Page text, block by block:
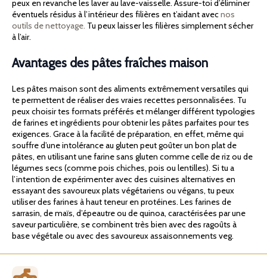
peux en revanche les laver au lave-vaisselle. Assure-toi d’éliminer
éventuels résidus à l’intérieur des filières en t’aidant avecnos
outils de nettoyage. Tu peux laisser les filières simplement sécher
à l’air.
Avantages des pâtes fraîches maison
Les pâtes maison sont des aliments extrêmement versatiles qui
te permettent de réaliser des vraies recettes personnalisées. Tu
peux choisir tes formats préférés et mélanger différent typologies
de farines et ingrédients pour obtenir les pâtes parfaites pour tes
exigences. Grace à la facilité de préparation, en effet, même qui
souffre d’une intolérance au gluten peut goûter un bon plat de
pâtes, en utilisant une farine sans gluten comme celle de riz ou de
légumes secs (comme pois chiches, pois ou lentilles). Si tu a
l’intention de expérimenter avec des cuisines alternatives en
essayant des savoureux plats végétariens ou végans, tu peux
utiliser des farines à haut teneur en protéines. Les farines de
sarrasin, de maïs, d’épeautre ou de quinoa, caractérisées par une
saveur particulière, se combinent très bien avec des ragoûts à
base végétale ou avec des savoureux assaisonnements veg.